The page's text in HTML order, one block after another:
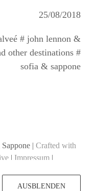
25/08/2018
# john lennon &
other destinations #
sofia & sappone
| Crafted with
| Impressum |
AUSBLENDEN